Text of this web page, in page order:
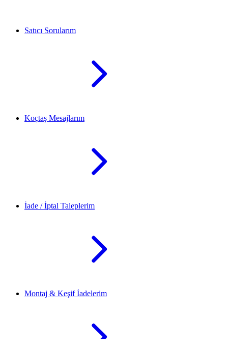
Satıcı Sorularım
Koçtaş Mesajlarım
İade / İptal Taleplerim
Montaj & Keşif İadelerim